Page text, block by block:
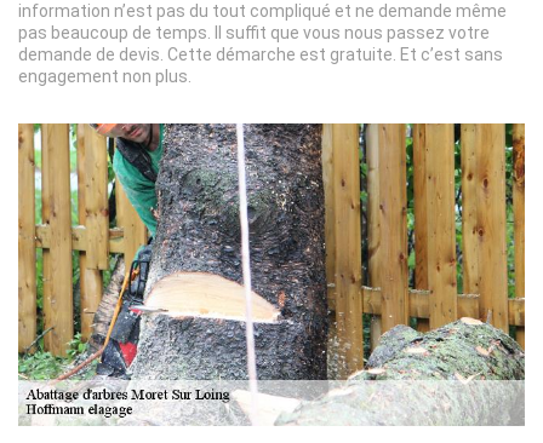
information n’est pas du tout compliqué et ne demande même
pas beaucoup de temps. Il suffit que vous nous passez votre
demande de devis. Cette démarche est gratuite. Et c’est sans
engagement non plus.